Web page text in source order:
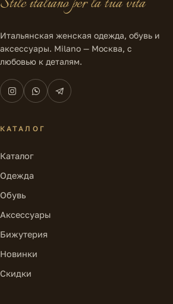
Итальянская женская одежда, обувь и
аксессуары. Milano — Москва, с
любовью к деталям.
КАТАЛОГ
Каталог
Одежда
Обувь
Аксессуары
Бижутерия
Новинки
Скидки